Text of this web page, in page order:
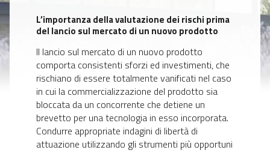
L’importanza della valutazione dei rischi prima
del lancio sul mercato di un nuovo prodotto
Il lancio sul mercato di un nuovo prodotto
comporta consistenti sforzi ed investimenti, che
rischiano di essere totalmente vanificati nel caso
in cui la commercializzazione del prodotto sia
bloccata da un concorrente che detiene un
brevetto per una tecnologia in esso incorporata.
Condurre appropriate indagini di libertà di
attuazione utilizzando gli strumenti più opportuni